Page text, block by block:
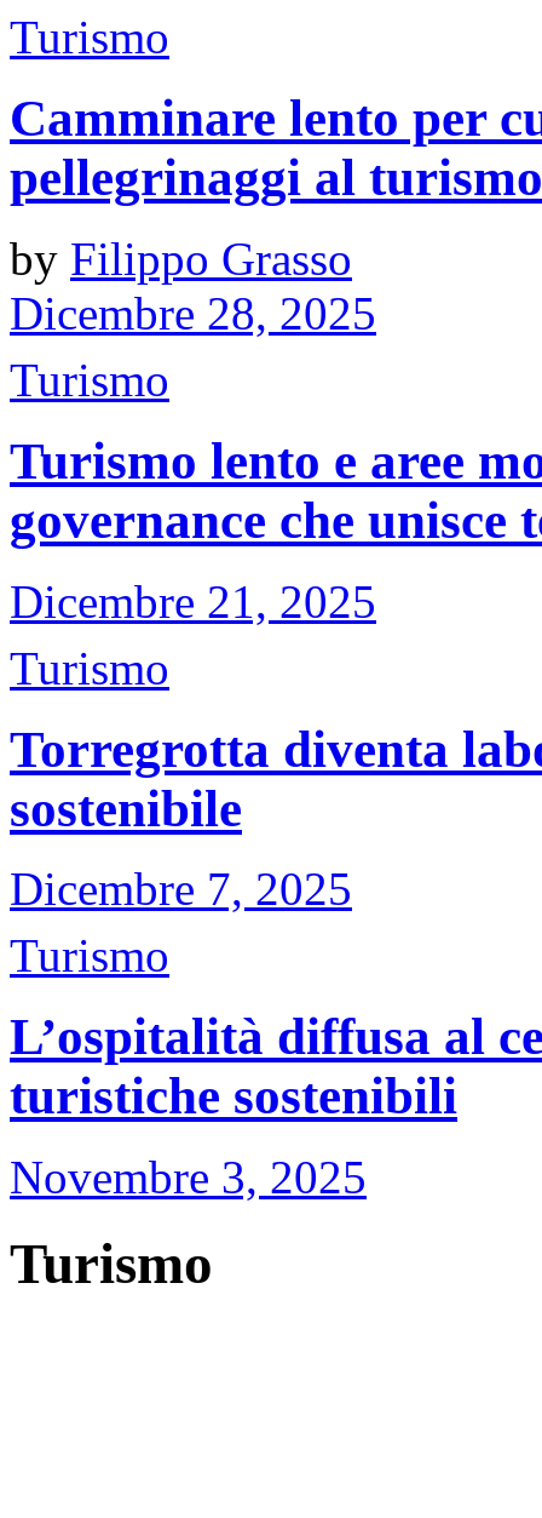
Turismo
Camminare lento per
pellegrinaggi al
by Filippo Grasso
Dicembre 28, 2025
Turismo
Turismo lento e aree
governance che
Dicembre 21, 2025
Turismo
Torregrotta diventa
sostenibile
Dicembre 7, 2025
Turismo
L’ospitalità diffusa al
turistiche sostenibili
Novembre 3, 2025
Turismo